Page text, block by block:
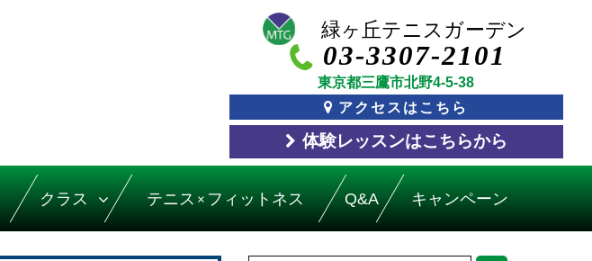
03-3307-2101
東京都三鷹市北野4-5-38
アクセスはこちら
体験レッスンはこちらから
クラス テニス × フィットネス Q&A キャンペーン